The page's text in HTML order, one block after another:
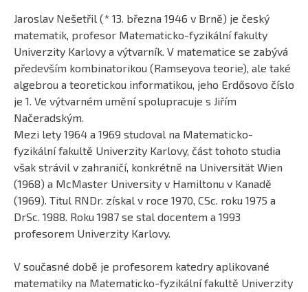
Jaroslav Nešetřil (* 13. března 1946 v Brně) je český
matematik, profesor Matematicko-fyzikální fakulty
Univerzity Karlovy a výtvarník. V matematice se zabývá
především kombinatorikou (Ramseyova teorie), ale také
algebrou a teoretickou informatikou, jeho Erdősovo číslo
je 1. Ve výtvarném umění spolupracuje s Jiřím
Načeradským.
Mezi lety 1964 a 1969 studoval na Matematicko-
fyzikální fakultě Univerzity Karlovy, část tohoto studia
však strávil v zahraničí, konkrétně na Universität Wien
(1968) a McMaster University v Hamiltonu v Kanadě
(1969). Titul RNDr. získal v roce 1970, CSc. roku 1975 a
DrSc. 1988. Roku 1987 se stal docentem a 1993
profesorem Univerzity Karlovy.
V současné době je profesorem katedry aplikované
matematiky na Matematicko-fyzikální fakultě Univerzity